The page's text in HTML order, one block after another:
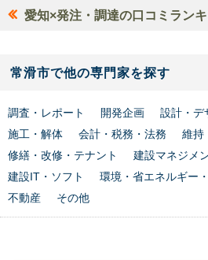
愛知×発注・調達の口コミラン
常滑市で他の専門家を探す
調査・レポート 開発企画 設計・デ
施工・解体
会計・税務・法務
維持
修繕・改修・テナント
建設マネジメ
建設IT・ソフト
環境・省エネルギー
不動産
その他